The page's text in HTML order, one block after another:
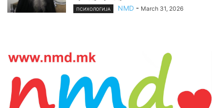
ПСИХОЛОГИЈА NMD - March 31, 2026